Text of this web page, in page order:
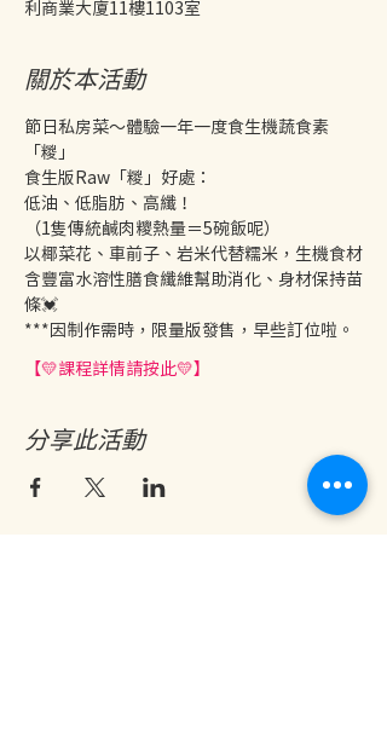
利商業大廈11樓1103室
關於本活動
節日私房菜～體驗一年一度食生機蔬食素
「糉」
食生版Raw「糉」好處：
低油、低脂肪、高纖！
（1隻傳統鹹肉糭熱量＝5碗飯呢）
以椰菜花、車前子、岩米代替糯米，生機食材
含豐富水溶性膳食纖維幫助消化、身材保持苗
條💓
***因制作需時，限量版發售，早些訂位啦。
【💛課程詳情請按此💛】
分享此活動